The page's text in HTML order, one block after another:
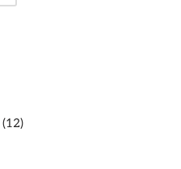
(12)